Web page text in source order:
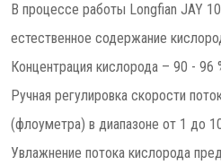
В процессе работы Longfian JAY
естественное содержание
Концентрация кислорода – 90 - 96
Ручная регулировка скорости
(флоуметра) в диапазоне от 1 до
Увлажнение потока кислорода